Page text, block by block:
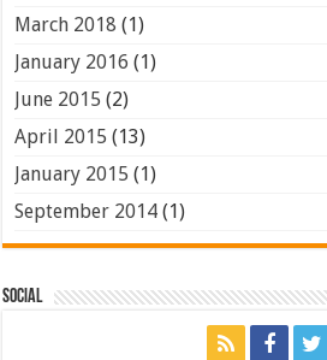
March 2018 (1)
January 2016 (1)
June 2015 (2)
April 2015 (13)
January 2015 (1)
September 2014 (1)
Social